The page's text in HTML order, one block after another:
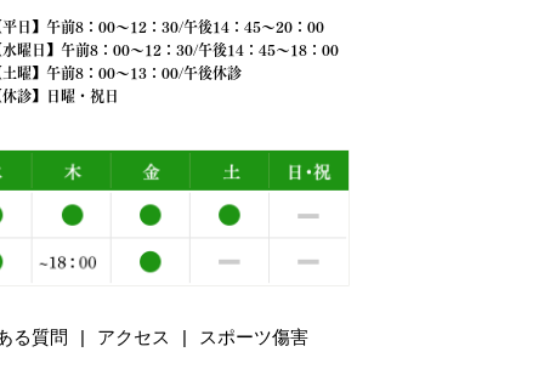
平日】午前8：00～12：30/午後14：45～20：00
水曜日】午前8：00～12：30/午後14：45～18：00
土曜】午前8：00～13：00/午後休診
休診】日曜・祝日
る質問 アクセス
スポーツ傷害